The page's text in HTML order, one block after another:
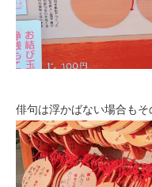
俳句は浮かばない場合もそ